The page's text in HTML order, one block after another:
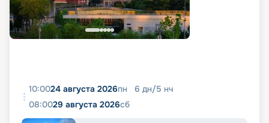
10:0024 августа 2026пн 6 дн/5 нч
08:0029 августа 2026сб